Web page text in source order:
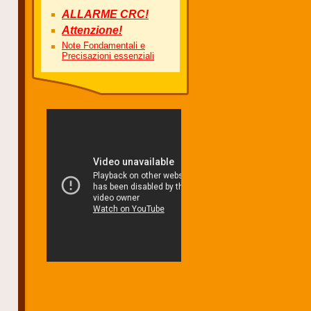
ALLARME CRC!
Attenzione!
Note Fondamentali e
Precisazioni essenziali